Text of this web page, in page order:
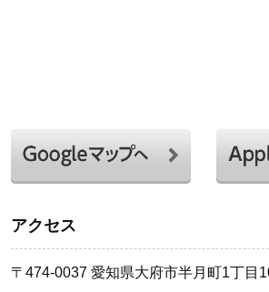
アクセス
〒474-0037 愛知県大府市半月町1丁目